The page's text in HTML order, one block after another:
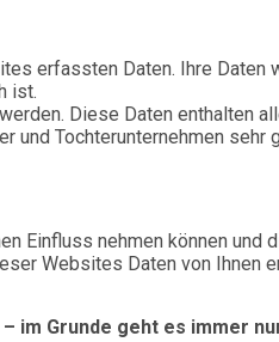
erfassten Daten. Ihre
ist.
Diese Daten
und Tochterunternehmen
Einfluss nehmen können
Websites Daten von
Grunde geht es immer